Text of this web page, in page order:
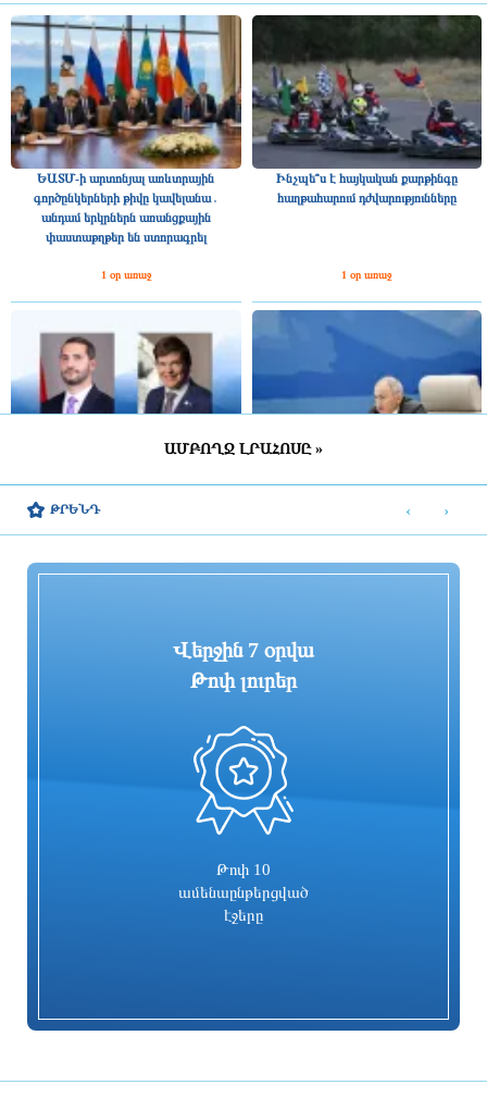
ԵԱՏՄ-ի արտոնյալ առևտրային
գործընկերների թիվը կավելանա․
անդամ երկրներն առանցքային
փաստաթղթեր են ստորագրել
1 օր առաջ
Ինչպե՞ս է հայկական քարթինգը
հաղթահարում դժվարությունները
1 օր առաջ
ՀՀ ԱԺ նախագահի պաշտոնում
ընտրվելու կապակցությամբ
Գարեգին Բ-ի և վեց եպիսկոպոսների
ինքնաբացարկ հայտնեց. նոր
Իսրայելն արձագանքել է Թուրքիայի
Մուրադ Սիմոնյանից կբռնագանձվի 4
հունական ժողովրդական պարերի
ԱՄԲՈՂՋ ԼՐԱՀՈՍԸ »
ԹՐԵՆԴ
Վերջին 7 օրվա
Թոփ լուրեր
Թոփ 10
ամենաընթերցված
էջերը
‹ ›